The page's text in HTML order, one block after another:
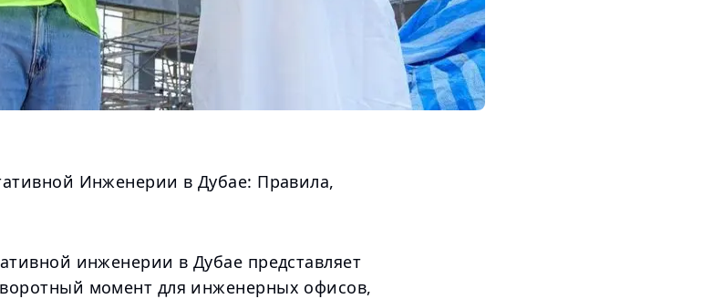
Инженерии в Дубае: Правила,
инженерии в Дубае представляет
момент для инженерных офисов,